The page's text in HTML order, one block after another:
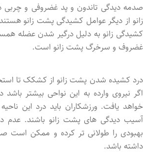
صدمه دیدگی تاندون و پد غضروفی و چربی
زانو از دیگر عوامل کشیدگی پشت زانو
کشیدگی زانو به دلیل درگیر شدن عضله
غضروف و سرخرگ پشت زانو است.
درد کشیده شدن پشت زانو از کشکک تا
اگر نیروی وارده به این نواحی بیشتر باشد
خواهد یافت. ورزشکاران باید درد این
آسیب دیدگی های پشت زانو باشند. عدم
بهبودی را طولانی تر کرده و ممکن است
داشته باشد.